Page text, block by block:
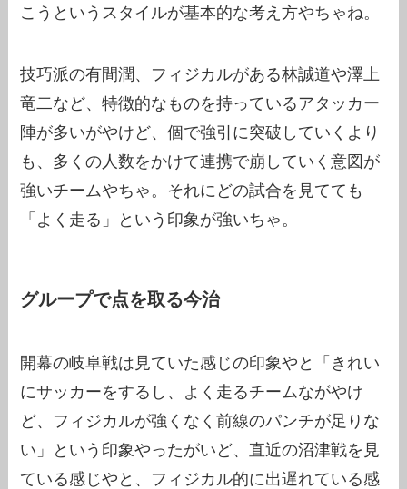
こうというスタイルが基本的な考え方やちゃね。
技巧派の有間潤、フィジカルがある林誠道や澤上
竜二など、特徴的なものを持っているアタッカー
陣が多いがやけど、個で強引に突破していくより
も、多くの人数をかけて連携で崩していく意図が
強いチームやちゃ。それにどの試合を見てても
「よく走る」という印象が強いちゃ。
グループで点を取る今治
開幕の岐阜戦は見ていた感じの印象やと「きれい
にサッカーをするし、よく走るチームながやけ
ど、フィジカルが強くなく前線のパンチが足りな
い」という印象やったがいど、直近の沼津戦を見
ている感じやと、フィジカル的に出遅れている感